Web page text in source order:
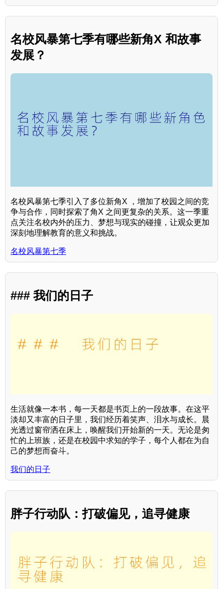
名校风暴第七季有哪些新角X 和故事
发展？
名校风暴第七季引入了多位新角X ，增加了校园之间的竞
争与合作，同时探索了角X 之间更复杂的关系。这一季重
点关注名校内外的压力、梦想与现实的碰撞，让观众更加
深刻地理解教育的意义和挑战。
名校风暴第七季
### 我们的日子
生活就像一本书，每一天都是书页上的一段故事。在这平
淡却又丰富的日子里，我们经历着笑声、泪水与成长。晨
光透过窗帘洒在床上，唤醒我们开始新的一天。无论是匆
忙的上班族，还是在校园中求知的学子，每个人都在为自
己的梦想而奋斗。
我们的日子
胖子行动队：打破偏见，追寻健康